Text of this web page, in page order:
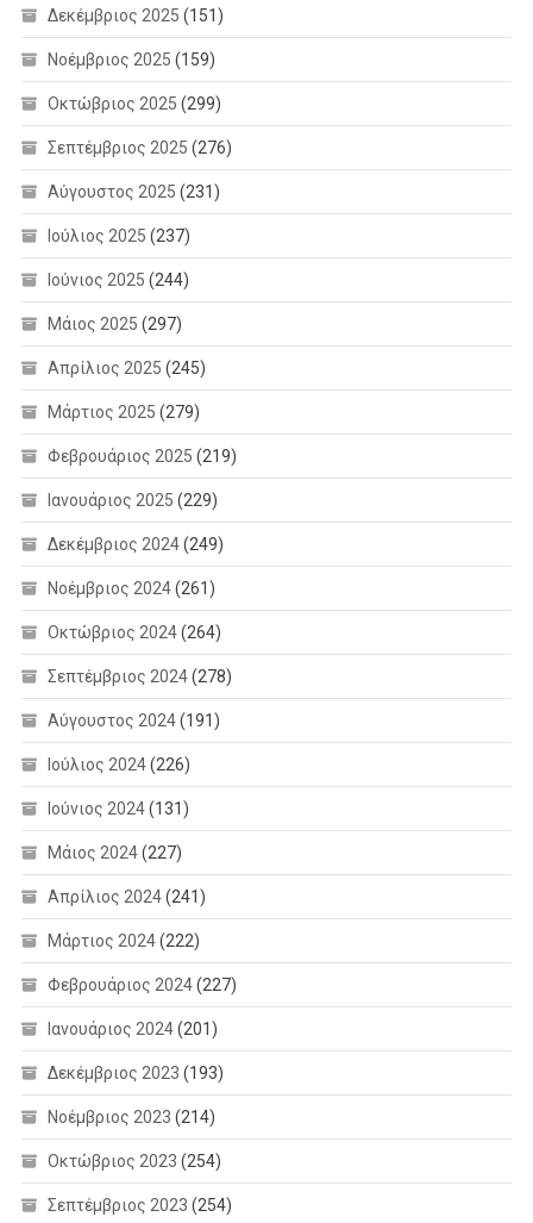
Δεκέμβριος 2025 (151)
Νοέμβριος 2025 (159)
Οκτώβριος 2025 (299)
Σεπτέμβριος 2025 (276)
Αύγουστος 2025 (231)
Ιούλιος 2025 (237)
Ιούνιος 2025 (244)
Μάιος 2025 (297)
Απρίλιος 2025 (245)
Μάρτιος 2025 (279)
Φεβρουάριος 2025 (219)
Ιανουάριος 2025 (229)
Δεκέμβριος 2024(249)
Νοέμβριος 2024(261)
Οκτώβριος 2024(264)
Σεπτέμβριος 2024(278)
Αύγουστος 2024(191)
Ιούλιος 2024(226)
Ιούνιος 2024(131)
Μάιος 2024(227)
Απρίλιος 2024(241)
Μάρτιος 2024(222)
Φεβρουάριος 2024(227)
Ιανουάριος 2024(201)
Δεκέμβριος 2023 (193)
Νοέμβριος 2023 (214)
Οκτώβριος 2023 (254)
Σεπτέμβριος 2023 (254)